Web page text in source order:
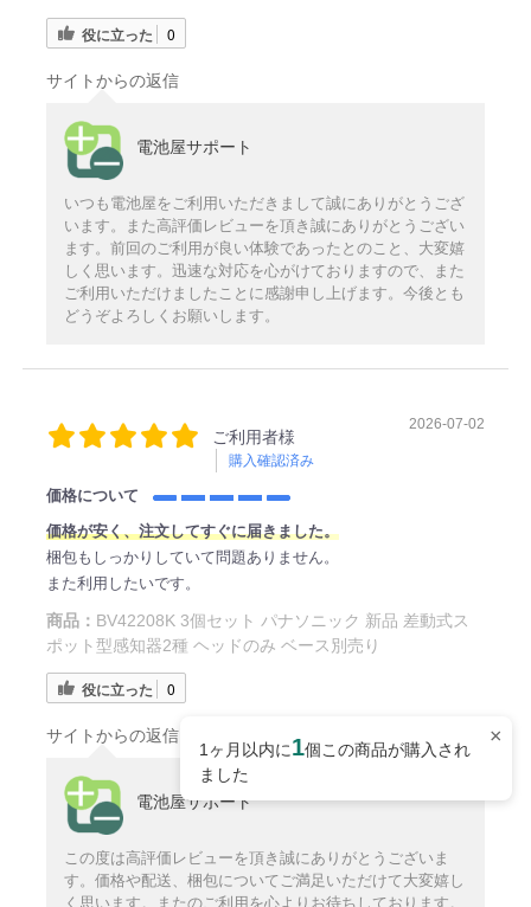
×
1ヶ月以内に1個この商品が購入され
ました
役に立った 0
サイトからの返信
電池屋サポート
いつも電池屋をご利用いただきまして誠にありがとうござ
います。また高評価レビューを頂き誠にありがとうござい
ます。前回のご利用が良い体験であったとのこと、大変嬉
しく思います。迅速な対応を心がけておりますので、また
ご利用いただけましたことに感謝申し上げます。今後とも
どうぞよろしくお願いします。
ご利用者様
購入確認済み
2026-07-02
価格について
価格が安く、注文してすぐに届きました。
梱包もしっかりしていて問題ありません。
また利用したいです。
商品： BV42208K 3個セット パナソニック 新品 差動式ス
ポット型感知器2種 ヘッドのみ ベース別売り
役に立った 0
サイトからの返信
電池屋サポート
この度は高評価レビューを頂き誠にありがとうございま
す。価格や配送、梱包についてご満足いただけて大変嬉し
く思います。またのご利用を心よりお待ちしております。